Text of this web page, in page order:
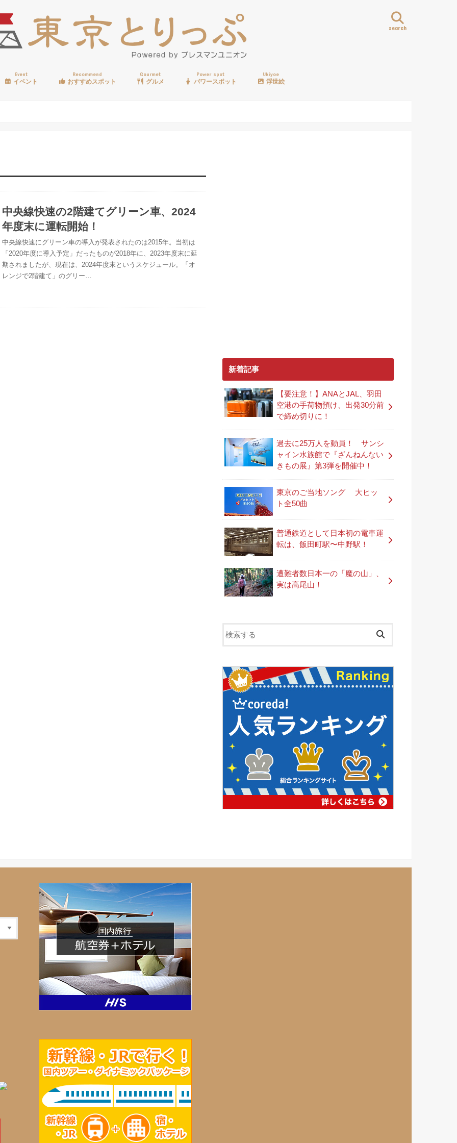
search
Event
イベント
Recommend
おすすめスポット
Gourmet
グルメ
Power spot
パワースポット
Ukiyoe
浮世絵
中央線快速の2階建てグリーン車、2024
年度末に運転開始！
中央線快速にグリーン車の導入が発表されたのは2015年。当初は
「2020年度に導入予定」だったものが2018年に、2023年度末に延
期されましたが、現在は、2024年度末というスケジュール。「オ
レンジで2階建て」のグリー…
新着記事
【要注意！】ANAとJAL、羽田
空港の手荷物預け、出発30分前
で締め切りに！
過去に25万人を動員！ サンシ
ャイン水族館で『ざんねんない
きもの展』第3弾を開催中！
東京のご当地ソング 大ヒッ
ト全50曲
普通鉄道として日本初の電車運
転は、飯田町駅〜中野駅！
遭難者数日本一の「魔の山」、
実は高尾山！